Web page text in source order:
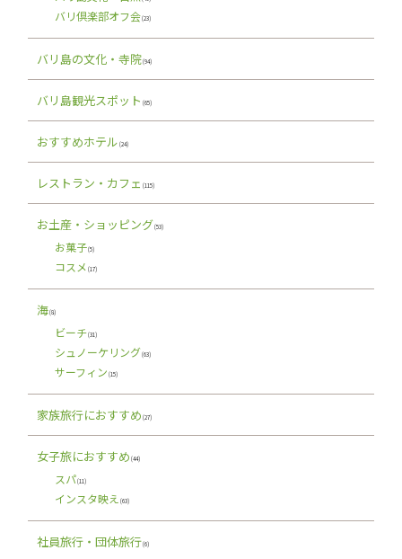
バリ倶楽部オフ会(23)
バリ島の文化・寺院(94)
バリ島観光スポット (65)
おすすめホテル (24)
レストラン・カフェ (115)
お土産・ショッピング(53)
お菓子(5)
コスメ (17)
海(8)
ビーチ(31)
シュノーケリング(63)
サーフィン (15)
家族旅行におすすめ (27)
女子旅におすすめ (44)
スパ(11)
インスタ映え (63)
社員旅行・団体旅行(6)